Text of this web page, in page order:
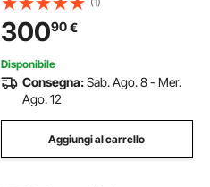
Parasole e Gancio di Traino,
Finestra per Camion di Cibo e
Rimorchi di Cibo
30090€
Disponibile
Consegna:Sab. Ago. 8 - Mer.
Ago. 12
Aggiungi al carrello